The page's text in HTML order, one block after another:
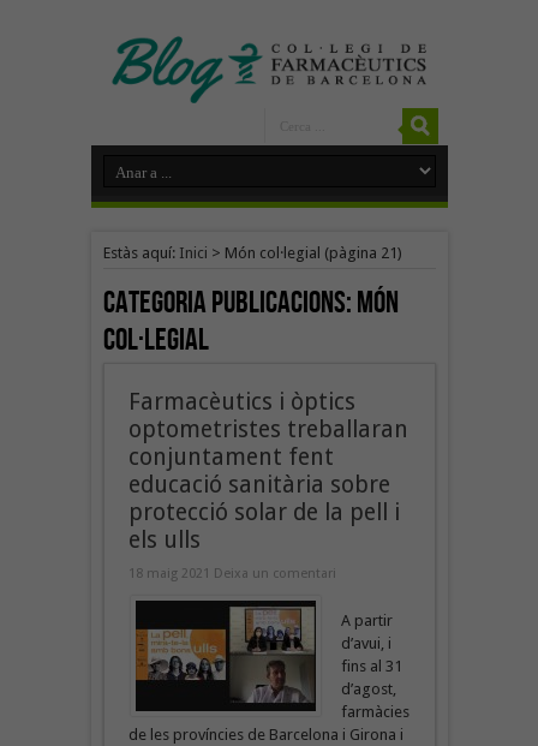
Estàs aquí: Inici > Món col·legial (pàgina 21)
Categoria Publicacions:Món
col·legial
Farmacèutics i òptics
optometristes treballaran
conjuntament fent
educació sanitària sobre
protecció solar de la pell i
els ulls
18 maig 2021 Deixa un comentari
A partir
d’avui, i
fins al 31
d’agost,
farmàcies
de les províncies de Barcelona i Girona i